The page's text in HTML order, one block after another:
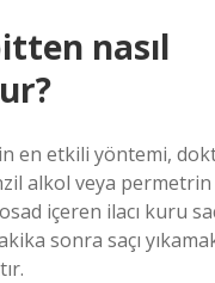
nasıl
en etkili yöntemi,
alkol veya
içeren ilacı kuru
sonra saçı